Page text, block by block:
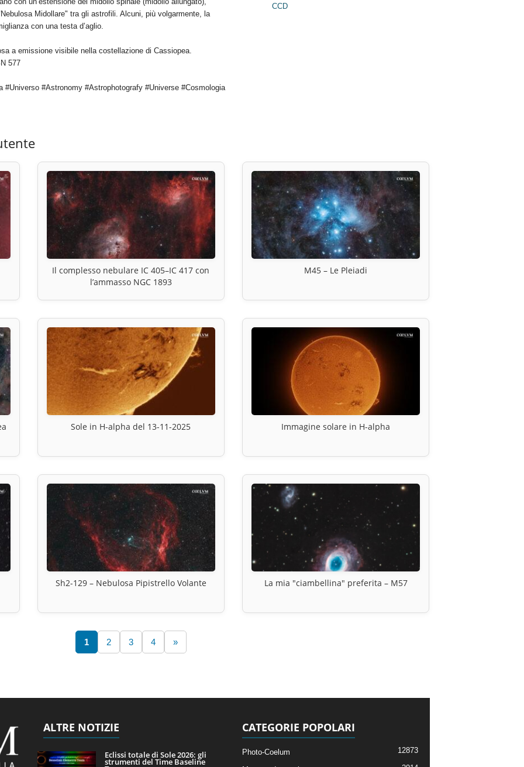
Midollare" tra gli astrofili. Alcuni, più volgarmente, la
con una testa d’aglio.
a emissione visibile nella costellazione di Cassiopea.
577
#Astronomy #Astrophotografy #Universe #Cosmologia
CCD
Il complesso nebulare IC 405–IC 417 con
l’ammasso NGC 1893
M45 – Le Pleiadi
Sole in H-alpha del 13-11-2025 Immagine solare in H-alpha
Sh2-129 – Nebulosa Pipistrello Volante La mia "ciambellina" preferita – M57
1 2 3 4 »
ALTRE NOTIZIE
Eclissi totale di Sole 2026: gli
strumenti del Time Baseline
CATEGORIE POPOLARI
Photo-Coelum 12873